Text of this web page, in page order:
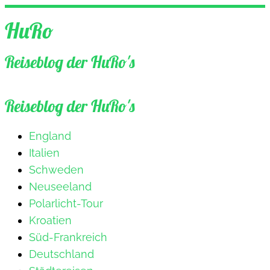
Inhalt
HuRo
Reiseblog der HuRo's
Reiseblog der HuRo's
England
Italien
Schweden
Neuseeland
Polarlicht-Tour
Kroatien
Süd-Frankreich
Deutschland